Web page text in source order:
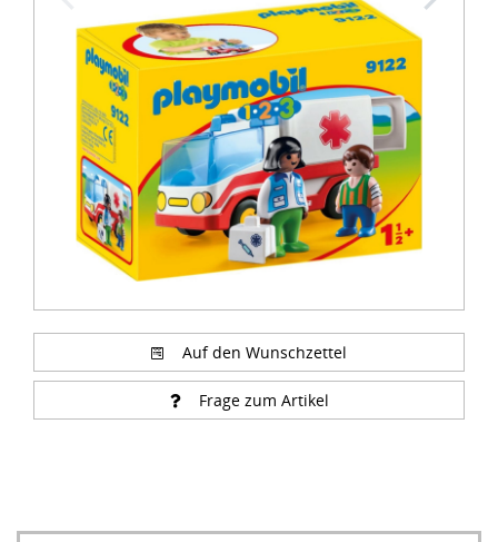
Auf den Wunschzettel
Frage zum Artikel